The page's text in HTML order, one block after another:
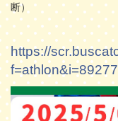
断）
https://
f=athlon&i=89277